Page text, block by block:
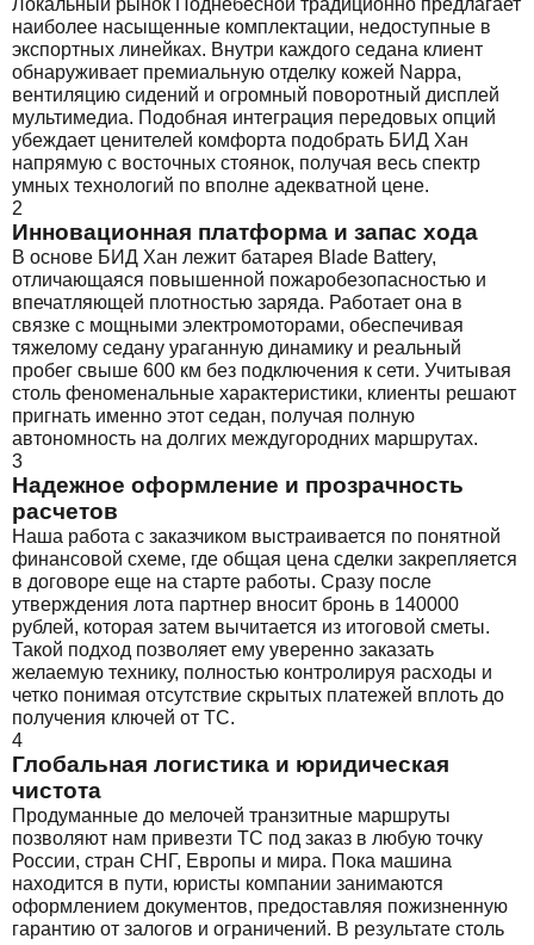
Локальный рынок Поднебесной традиционно предлагает
наиболее насыщенные комплектации, недоступные в
экспортных линейках. Внутри каждого седана клиент
обнаруживает премиальную отделку кожей Nappa,
вентиляцию сидений и огромный поворотный дисплей
мультимедиа. Подобная интеграция передовых опций
убеждает ценителей комфорта подобрать БИД Хан
напрямую с восточных стоянок, получая весь спектр
умных технологий по вполне адекватной цене.
2
Инновационная платформа и запас хода
В основе БИД Хан лежит батарея Blade Battery,
отличающаяся повышенной пожаробезопасностью и
впечатляющей плотностью заряда. Работает она в
связке с мощными электромоторами, обеспечивая
тяжелому седану ураганную динамику и реальный
пробег свыше 600 км без подключения к сети. Учитывая
столь феноменальные характеристики, клиенты решают
пригнать именно этот седан, получая полную
автономность на долгих междугородних маршрутах.
3
Надежное оформление и прозрачность
расчетов
Наша работа с заказчиком выстраивается по понятной
финансовой схеме, где общая цена сделки закрепляется
в договоре еще на старте работы. Сразу после
утверждения лота партнер вносит бронь в 140000
рублей, которая затем вычитается из итоговой сметы.
Такой подход позволяет ему уверенно заказать
желаемую технику, полностью контролируя расходы и
четко понимая отсутствие скрытых платежей вплоть до
получения ключей от ТС.
4
Глобальная логистика и юридическая
чистота
Продуманные до мелочей транзитные маршруты
позволяют нам привезти ТС под заказ в любую точку
России, стран СНГ, Европы и мира. Пока машина
находится в пути, юристы компании занимаются
оформлением документов, предоставляя пожизненную
гарантию от залогов и ограничений. В результате столь